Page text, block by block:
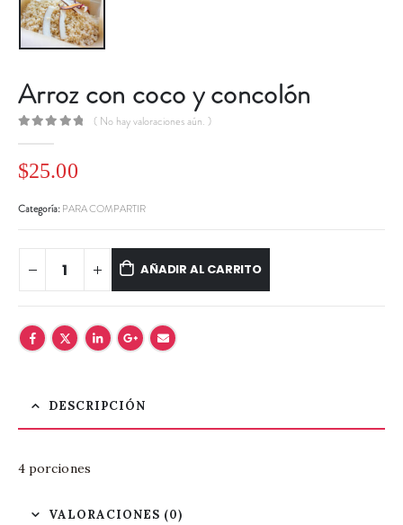
Arroz con coco y concolón
( No hay valoraciones aún. )
$25.00
Categoría:PARA COMPARTIR
AÑADIR AL CARRITO
DESCRIPCIÓN
4 porciones
VALORACIONES (0)